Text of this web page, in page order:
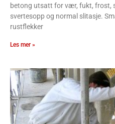
betong utsatt for vær, fukt, frost,
svertesopp og normal slitasje.
rustflekker
Les mer »